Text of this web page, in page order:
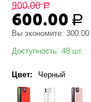
900.00 Р
600.00 Р
Вы экономите:300.00
Доступность: 48 шт.
Цвет: Черный